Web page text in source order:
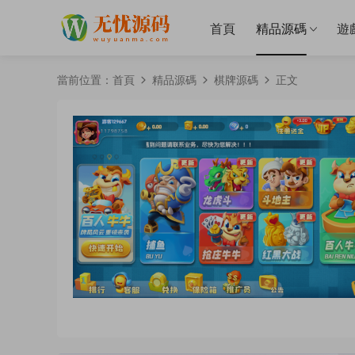
首頁 精品源碼 遊
當前位置： 首頁 精品源碼 棋牌源碼 正文